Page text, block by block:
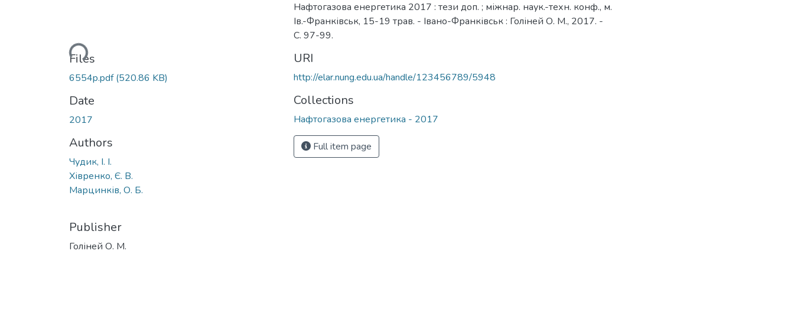
Loading...
Files
6554p.pdf(520.86 KB)
Date
2017
Authors
Чудик, І. І.
Хівренко, Є. В.
Марцинків, О. Б.
Publisher
Голіней О. М.
Нафтогазова енергетика 2017 : тези доп. ; міжнар. наук.-техн. конф., м.
Ів.-Франківськ, 15-19 трав. - Івано-Франківськ : Голіней О. М., 2017. -
С. 97-99.
URI
http://elar.nung.edu.ua/handle/123456789/5948
Collections
Нафтогазова енергетика - 2017
Full item page